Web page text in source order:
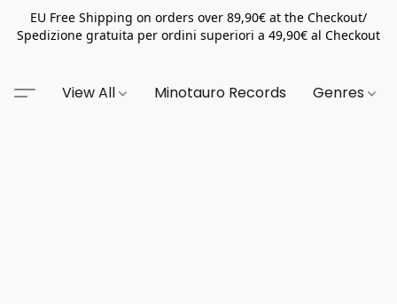
EU Free Shipping on orders over 89,90€ at the Checkout/
Spedizione gratuita per ordini superiori a 49,90€ al Checkout
View All Minotauro Records Genres